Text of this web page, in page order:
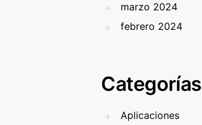
marzo 2024
febrero 2024
Categorías
Aplicaciones